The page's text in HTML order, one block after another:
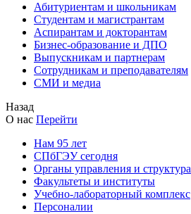
Абитуриентам и школьникам
Студентам и магистрантам
Аспирантам и докторантам
Бизнес-образование и ДПО
Выпускникам и партнерам
Сотрудникам и преподавателям
СМИ и медиа
Назад
О нас Перейти
Нам 95 лет
СПбГЭУ сегодня
Органы управления и структура
Факультеты и институты
Учебно-лабораторный комплекс
Персоналии